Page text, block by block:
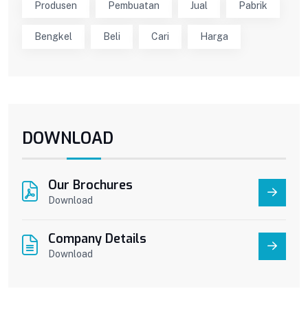
Produsen Pembuatan Jual Pabrik
Bengkel Beli Cari Harga
DOWNLOAD
Our Brochures
Download
Company Details
Download